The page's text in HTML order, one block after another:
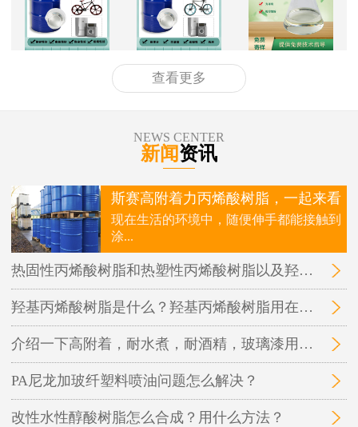
查看更多
NEWS CENTER
新闻资讯
斯赛高附着力丙烯酸树脂，一起来看
现在生活的环境中，随便伸手都能接触到
涂...
热固性丙烯酸树脂和热塑性丙烯酸树脂以及羟基丙烯酸树脂三者之间的区别在哪里？
羟基丙烯酸树脂是什么？羟基丙烯酸树脂用在哪里？
介绍一下高附着，耐水煮，耐酒精，玻璃漆用的丙烯酸树脂
PA尼龙加玻纤塑料喷油问题怎么解决？
改性水性醇酸树脂怎么合成？用什么方法？